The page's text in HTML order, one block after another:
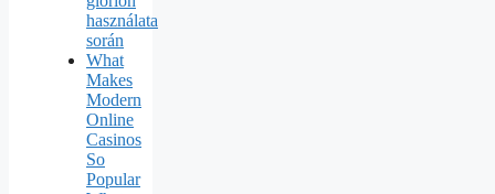
használata
során
What
Makes
Modern
Online
Casinos
So
Popular